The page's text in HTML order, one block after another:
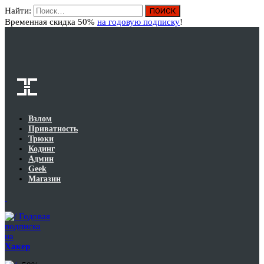
Найти:
Временная скидка 50% на годовую подписку!
Взлом
Приватность
Трюки
Кодинг
Админ
Geek
Магазин
Годовая
подписка
на
Хакер